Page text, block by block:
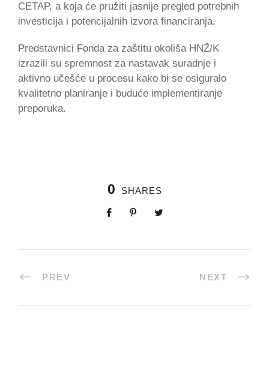
CETAP, a koja će pružiti jasnije pregled potrebnih
investicija i potencijalnih izvora financiranja.
Predstavnici Fonda za zaštitu okoliša HNŽ/K
izrazili su spremnost za nastavak suradnje i
aktivno učešće u procesu kako bi se osiguralo
kvalitetno planiranje i buduće implementiranje
preporuka.
0 SHARES
PREV NEXT